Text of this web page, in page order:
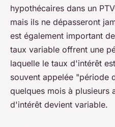
hypothécaires dans un
mais ils ne dépasseront
est également important
taux variable offrent une
laquelle le taux d'intérêt
souvent appelée "période
quelques mois à plusieurs
d'intérêt devient variable.